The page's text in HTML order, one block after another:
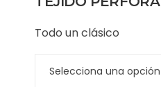
Todo un clásico